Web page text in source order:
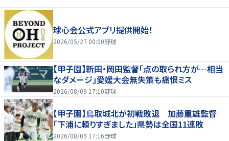
球心会公式アプリ提供開始！
2026/05/27 00:00野球
【甲子園】新田・岡田監督「点の取られ方が…相当
なダメージ」愛媛大会無失策も痛恨ミス
2026/08/09 17:10野球
【甲子園】鳥取城北が初戦敗退 加藤重雄監督
「下浦に頼りすぎました」県勢は全国11連敗
2026/08/09 17:16野球